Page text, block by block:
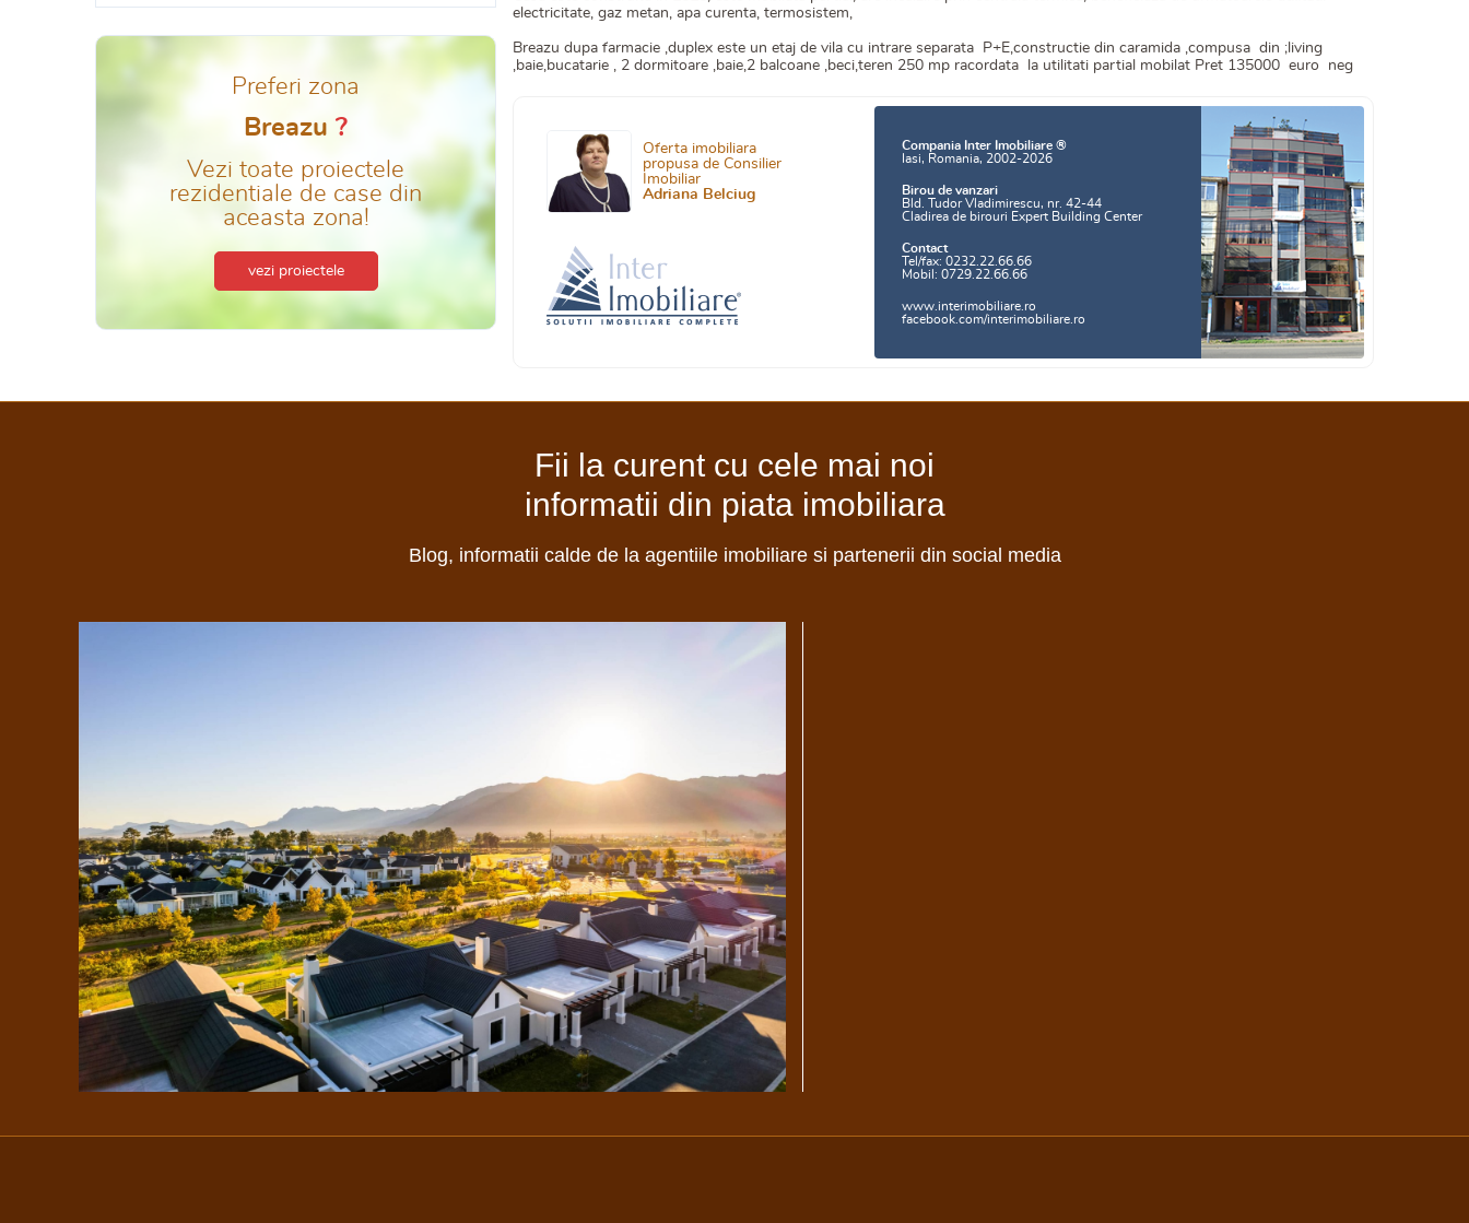
Preferi zona
Breazu ?
Vezi toate proiectele
rezidentiale de case din
aceasta zona!
vezi proiectele
electricitate, gaz metan, apa curenta, termosistem,
Breazu dupa farmacie ,duplex este un etaj de vila cu intrare separata P+E,constructie din caramida ,compusa din ;living
,baie,bucatarie , 2 dormitoare ,baie,2 balcoane ,beci,teren 250 mp racordata la utilitati partial mobilat Pret 135000 euro neg
Oferta imobiliara
propusa de Consilier
Imobiliar
Adriana Belciug
Compania Inter Imobiliare ®
Iasi, Romania, 2002-2026
Birou de vanzari
Bld. Tudor Vladimirescu, nr. 42-44
Cladirea de birouri Expert Building Center
Contact
Tel/fax: 0232.22.66.66
Mobil: 0729.22.66.66
www.interimobiliare.ro
facebook.com/interimobiliare.ro
Fii la curent cu cele mai noi
informatii din piata imobiliara
Blog, informatii calde de la agentiile imobiliare si partenerii din social media